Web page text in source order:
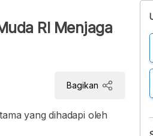
RI Menjaga
Bagikan
yang dihadapi oleh